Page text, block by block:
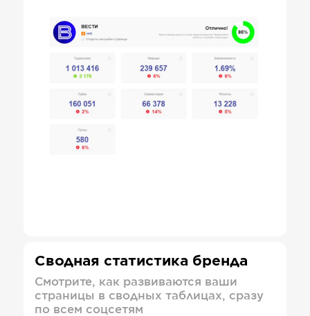
Сводная статистика бренда
Смотрите, как развиваются ваши
страницы в сводных таблицах, сразу
по всем соцсетям